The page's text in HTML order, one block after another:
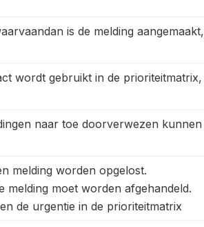
is de melding aangemaakt,
wordt gebruikt in de prioriteitmatrix,
naar toe doorverwezen kunnen
melding worden opgelost.
melding moet worden afgehandeld.
de urgentie in de prioriteitmatrix